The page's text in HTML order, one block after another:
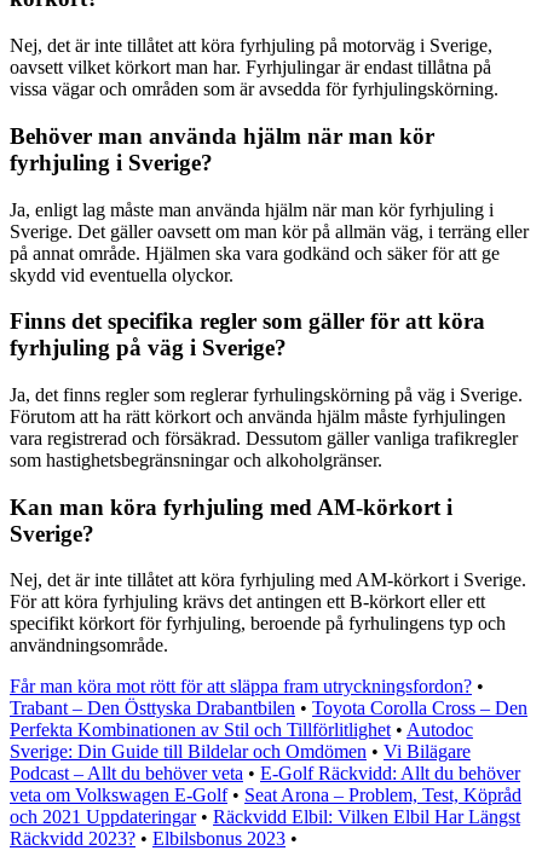
Nej, det är inte tillåtet att köra fyrhjuling på motorväg i Sverige,
oavsett vilket körkort man har. Fyrhjulingar är endast tillåtna på
vissa vägar och områden som är avsedda för fyrhjulingskörning.
Behöver man använda hjälm när man kör
fyrhjuling i Sverige?
Ja, enligt lag måste man använda hjälm när man kör fyrhjuling i
Sverige. Det gäller oavsett om man kör på allmän väg, i terräng eller
på annat område. Hjälmen ska vara godkänd och säker för att ge
skydd vid eventuella olyckor.
Finns det specifika regler som gäller för att köra
fyrhjuling på väg i Sverige?
Ja, det finns regler som reglerar fyrhulingskörning på väg i Sverige.
Förutom att ha rätt körkort och använda hjälm måste fyrhjulingen
vara registrerad och försäkrad. Dessutom gäller vanliga trafikregler
som hastighetsbegränsningar och alkoholgränser.
Kan man köra fyrhjuling med AM-körkort i
Sverige?
Nej, det är inte tillåtet att köra fyrhjuling med AM-körkort i Sverige.
För att köra fyrhjuling krävs det antingen ett B-körkort eller ett
specifikt körkort för fyrhjuling, beroende på fyrhulingens typ och
användningsområde.
Får man köra mot rött för att släppa fram utryckningsfordon? •
Trabant – Den Östtyska Drabantbilen • Toyota Corolla Cross – Den
Perfekta Kombinationen av Stil och Tillförlitlighet • Autodoc
Sverige: Din Guide till Bildelar och Omdömen • Vi Bilägare
Podcast – Allt du behöver veta • E-Golf Räckvidd: Allt du behöver
veta om Volkswagen E-Golf• Seat Arona – Problem, Test, Köpråd
och 2021 Uppdateringar• Räckvidd Elbil: Vilken Elbil Har Längst
Räckvidd 2023? • Elbilsbonus 2023 •